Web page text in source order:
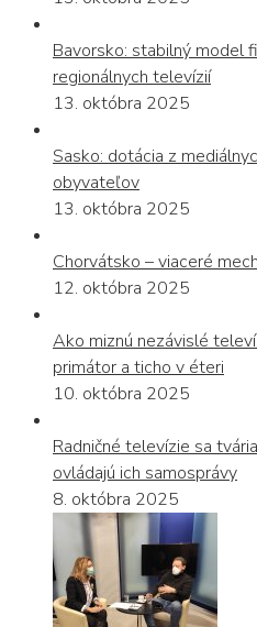
Bavorsko: stabilný model
regionálnych televízií
13. októbra 2025
Sasko: dotácia z
obyvateľov
13. októbra 2025
Chorvátsko – viaceré
12. októbra 2025
Ako miznú nezávislé
primátor a ticho v éteri
10. októbra 2025
Radničné televízie sa
ovládajú ich samosprávy
8. októbra 2025